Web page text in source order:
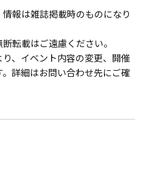
報は雑誌掲載時のものになり
転載はご遠慮ください。
、イベント内容の変更、開催
詳細はお問い合わせ先にご確